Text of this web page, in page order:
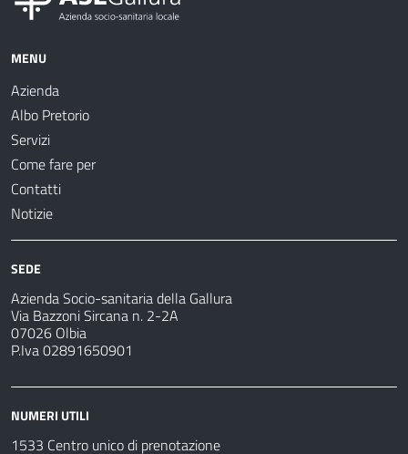
MENU
Azienda
Albo Pretorio
Servizi
Come fare per
Contatti
Notizie
SEDE
Azienda Socio-sanitaria della Gallura
Via Bazzoni Sircana n. 2-2A
07026 Olbia
P.Iva 02891650901
NUMERI UTILI
1533 Centro unico di prenotazione